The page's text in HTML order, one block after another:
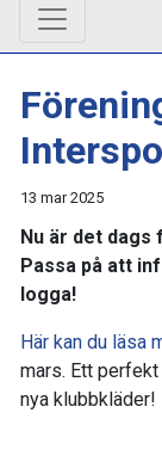
13 mar 2025
Nu är det
Passa på att
logga!
Här kan du läsa
mars. Ett
nya klubbkläder!